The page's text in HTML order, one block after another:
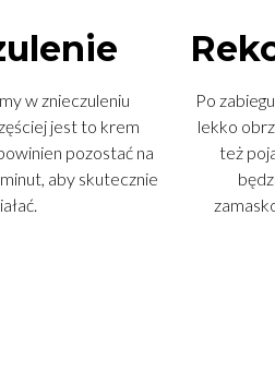
w znieczuleniu
jest to krem
pozostać na
aby skutecznie
Po
lekko
też